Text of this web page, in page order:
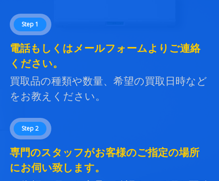
Step 1
電話もしくはメールフォームよりご連絡
ください。
買取品の種類や数量、希望の買取日時など
をお教えください。
Step 2
専門のスタッフがお客様のご指定の場所
にお伺い致します。